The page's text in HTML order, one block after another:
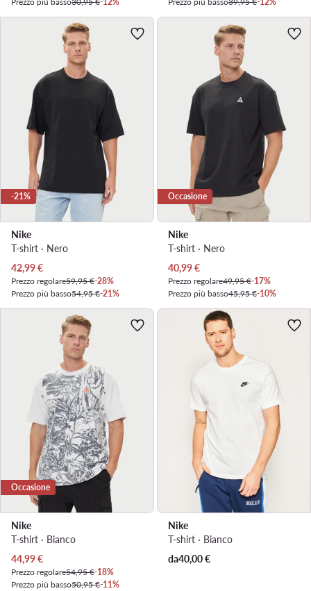
-21%
Nike
T-shirt · Nero
Prezzo attuale
42,99€
Prezzo regolare59,95 €-28%
Prezzo più basso54,95 €-21%
Occasione
Nike
T-shirt · Nero
Prezzo attuale
40,99€
Prezzo regolare49,95 €-17%
Prezzo più basso45,95 €-10%
Occasione
Nike
T-shirt · Bianco
Prezzo attuale
44,99€
Prezzo regolare54,95 €-18%
Prezzo più basso50,95 €-11%
Nike
T-shirt · Bianco
da40,00€